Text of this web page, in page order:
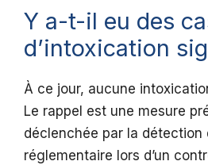
Y a-t-il eu des
d’intoxication
À ce jour, aucune
Le rappel est une mesure
déclenchée par la détection
réglementaire lors d’un